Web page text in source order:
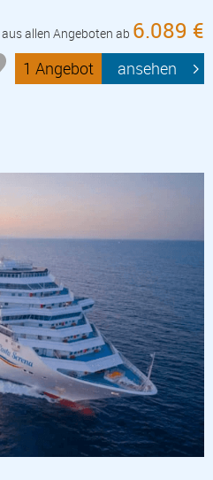
allen Angeboten ab 6.089 €
1 Angebot ansehen